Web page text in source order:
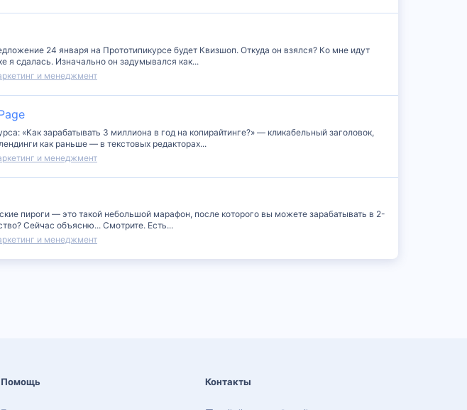
24 января на Прототипикурсе будет Квизшоп. Откуда он взялся? Ко мне идут
я сдалась. Изначально он задумывался как...
и менеджмент
«Как зарабатывать 3 миллиона в год на копирайтинге?» — кликабельный заголовок,
как раньше — в текстовых редакторах...
и менеджмент
пироги — это такой небольшой марафон, после которого вы можете зарабатывать в 2-
Сейчас объясню... Смотрите. Есть...
и менеджмент
Помощь Контакты